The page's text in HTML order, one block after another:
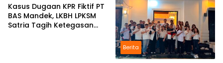
Kasus Dugaan KPR Fiktif PT
BAS Mandek, LKBH LPKSM
Satria Tagih Ketegasan
Berita